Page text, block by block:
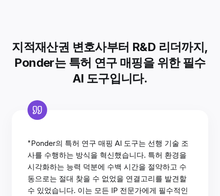
지적재산권 변호사부터 R&D 리더까지,
Ponder는 특허 연구 매핑을 위한 필수
AI 도구입니다.
"Ponder의 특허 연구 매핑 AI 도구는 선행 기술 조
사를 수행하는 방식을 혁신했습니다. 특허 환경을
시각화하는 능력 덕분에 수백 시간을 절약하고 수
동으로는 절대 찾을 수 없었을 연결고리를 발견할
수 있었습니다. 이는 모든 IP 전문가에게 필수적인